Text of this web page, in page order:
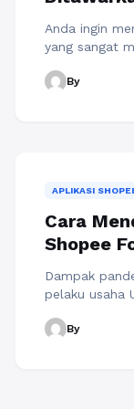
Anda ingin
yang sangat
Yaitu dengan
By
APLIKASI
Cara
Shopee
Dampak
pelaku usaha
demiBy